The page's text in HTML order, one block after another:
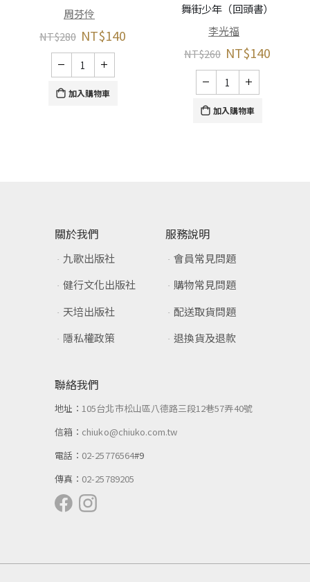
周芬伶
NT$280 NT$140
加入購物車
舞街少年（回頭書）
李光福
NT$260 NT$140
加入購物車
關於我們
九歌出版社
健行文化出版社
天培出版社
隱私權政策
服務說明
會員常見問題
購物常見問題
配送取貨問題
退換貨及退款
聯絡我們
地址： 105台北市松山區八德路三段12巷57弄40號
信箱： chiuko@chiuko.com.tw
電話： 02-25776564#9
傳真： 02-25789205